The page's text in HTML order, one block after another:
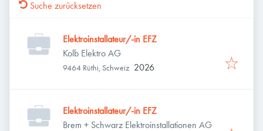
Suche zurücksetzen
Elektroinstallateur/-in EFZ
Kolb Elektro AG
9464 Rüthi, Schweiz 2026
Elektroinstallateur/-in EFZ
Brem + Schwarz Elektroinstallationen AG